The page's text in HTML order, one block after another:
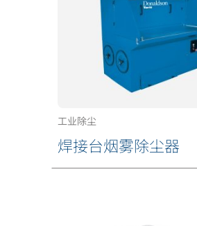
工业除尘
焊接台烟雾除尘器